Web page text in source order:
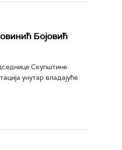
Бојовић
Скупштине
унутар владајуће